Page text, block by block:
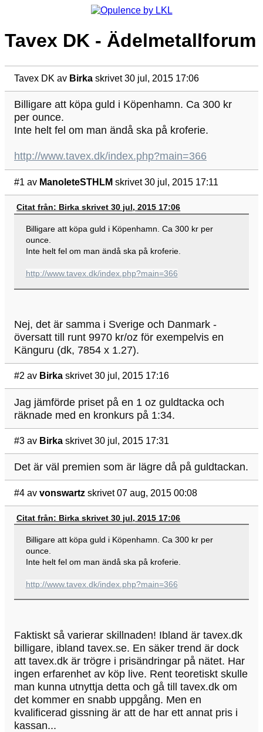
Tavex DK - Ädelmetallforum
Tavex DK av Birka skrivet 30 jul, 2015 17:06
Billigare att köpa guld i Köpenhamn. Ca 300 kr
per ounce.
Inte helt fel om man ändå ska på kroferie.
http://www.tavex.dk/index.php?main=366
#1 av ManoleteSTHLM skrivet 30 jul, 2015 17:11
Citat från: Birka skrivet 30 jul, 2015 17:06
Billigare att köpa guld i Köpenhamn. Ca 300 kr per
ounce.
Inte helt fel om man ändå ska på kroferie.
http://www.tavex.dk/index.php?main=366
Nej, det är samma i Sverige och Danmark -
översatt till runt 9970 kr/oz för exempelvis en
Känguru (dk, 7854 x 1.27).
#2 av Birka skrivet 30 jul, 2015 17:16
Jag jämförde priset på en 1 oz guldtacka och
räknade med en kronkurs på 1:34.
#3 av Birka skrivet 30 jul, 2015 17:31
Det är väl premien som är lägre då på guldtackan.
#4 av vonswartz skrivet 07 aug, 2015 00:08
Citat från: Birka skrivet 30 jul, 2015 17:06
Billigare att köpa guld i Köpenhamn. Ca 300 kr per
ounce.
Inte helt fel om man ändå ska på kroferie.
http://www.tavex.dk/index.php?main=366
Faktiskt så varierar skillnaden! Ibland är tavex.dk
billigare, ibland tavex.se. En säker trend är dock
att tavex.dk är trögre i prisändringar på nätet. Har
ingen erfarenhet av köp live. Rent teoretiskt skulle
man kunna utnyttja detta och gå till tavex.dk om
det kommer en snabb uppgång. Men en
kvalificerad gissning är att de har ett annat pris i
kassan...